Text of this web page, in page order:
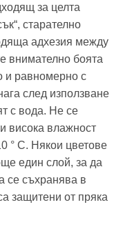
за целта
старателно
адхезия между
внимателно боята
и равномерно с
след използване
с вода. Не се
висока влажност
° C. Някои цветове
един слой, за да
се съхранява в
защитени от пряка